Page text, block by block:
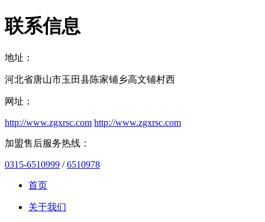
联系信息
地址：
河北省唐山市玉田县陈家铺乡高文铺村西
网址：
http://www.zgxrsc.com http://www.zgxrsc.com
加盟售后服务热线：
0315-6510999 /6510978
首页
关于我们